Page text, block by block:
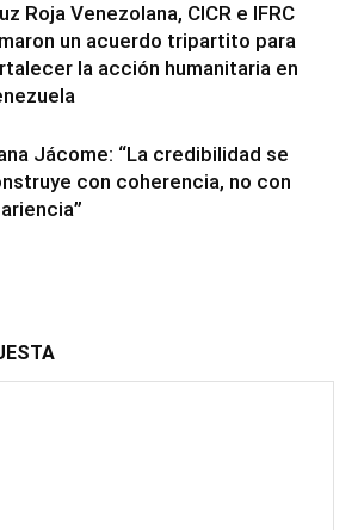
Roja Venezolana, CICR e IFRC
un acuerdo tripartito para
la acción humanitaria en
Jácome: “La credibilidad se
con coherencia, no con